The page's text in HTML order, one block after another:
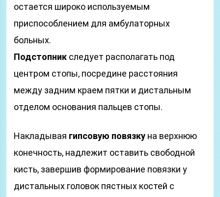
остается широко используемым
приспособлением для амбулаторных
больных.
Подстопник следует располагать под
центром стопы, посредине расстояния
между задним краем пятки и дистальным
отделом основания пальцев стопы.
Накладывая гипсовую повязку на верхнюю
конечность, надлежит оставить свободной
кисть, завершив формирование повязки у
дистальных головок пястных костей с